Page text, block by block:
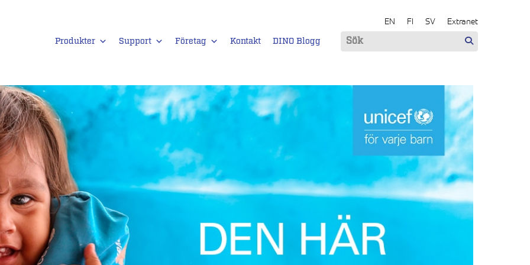
EN FI SV Extranet
Produkter Support Företag Kontakt DINO Blogg